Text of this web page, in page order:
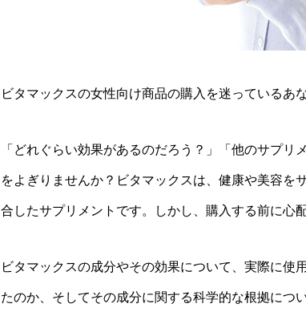
ビタマックスの女性向け商品の購入を迷っているあな
「どれぐらい効果があるのだろう？」「他のサプ
をよぎりませんか？ビタマックスは、健康や美容を
合したサプリメントです。しかし、購入する前に心
ビタマックスの成分やその効果について、実際に使
たのか、そしてその成分に関する科学的な根拠につ